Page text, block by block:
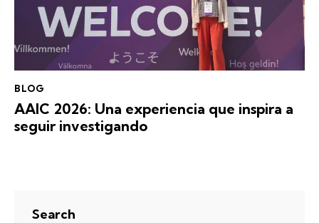
BLOG
AAIC 2026: Una experiencia que inspira a
seguir investigando
Search